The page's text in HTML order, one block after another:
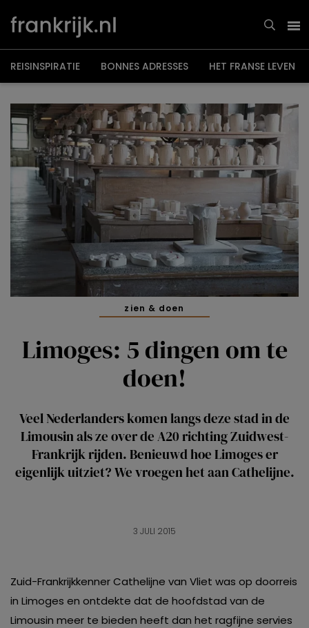
naar
inhoud
REISINSPIRATIE BONNES ADRESSES HET FRANSE LEVEN
zien & doen
Limoges: 5 dingen om te
doen!
Veel Nederlanders komen langs deze stad in de
Limousin als ze over de A20 richting Zuidwest-
Frankrijk rijden. Benieuwd hoe Limoges er
eigenlijk uitziet? We vroegen het aan Cathelijne.
3 JULI 2015
Zuid-Frankrijkkenner Cathelijne van Vliet was op doorreis
in Limoges en ontdekte dat de hoofdstad van de
Limousin meer te bieden heeft dan het ragfijne servies